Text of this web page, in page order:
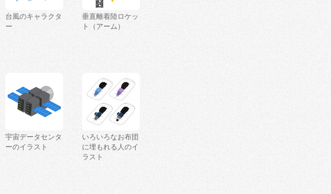
台風のキャラクタ
ー
垂直離着陸ロケッ
ト（アーム）
宇宙データセンタ
ーのイラスト
いろいろなお布団
に埋もれる人のイ
ラスト